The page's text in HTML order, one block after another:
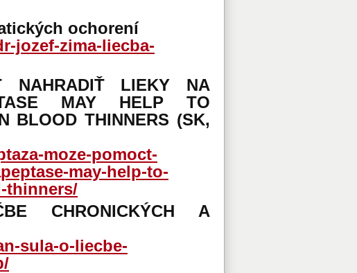
ochorení
jozef-zima-liecba-
NAHRADIŤ LIEKY NA
MAY HELP TO
BLOOD THINNERS (SK,
moze-pomoct-
may-help-to-
thinners/
CHRONICKÝCH A
sula-o-liecbe-